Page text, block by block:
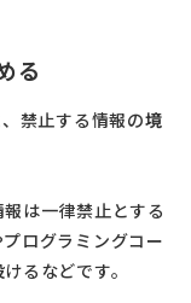
る
禁止する情報の境
は一律禁止とする
ログラミングコー
るなどです。